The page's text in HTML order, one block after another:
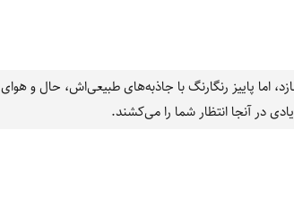
اما پاییز رنگارنگ‌ با جاذبه‌های طبیعی‌اش، حال و هوای
در آنجا انتظار شما را می‌کشند.